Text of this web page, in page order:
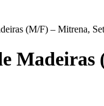
(M/F) – Mitrena,
Madeiras